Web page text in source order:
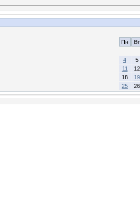
Пн Вт
4
5
11
12
18
19
25
26